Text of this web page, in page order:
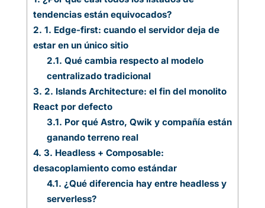
tendencias están equivocados?
2. 1. Edge-first: cuando el servidor deja de
estar en un único sitio
2.1. Qué cambia respecto al modelo
centralizado tradicional
3. 2. Islands Architecture: el fin del monolito
React por defecto
3.1. Por qué Astro, Qwik y compañía están
ganando terreno real
4. 3. Headless + Composable:
desacoplamiento como estándar
4.1. ¿Qué diferencia hay entre headless y
serverless?